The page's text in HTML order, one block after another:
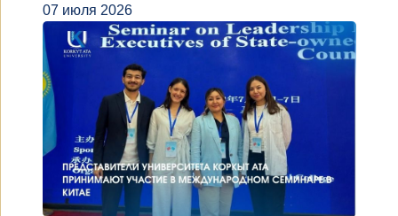
07 июля 2026